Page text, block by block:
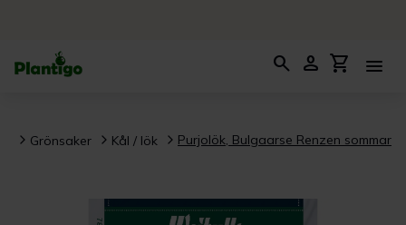
search person shopping_cart menu
Grönsaker Kål / lök Purjolök, Bulgaarse Renzen sommar